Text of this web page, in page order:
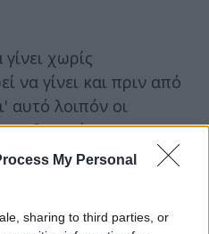
My Personal
sharing to third parties, or
χωρίς
να γίνει και πριν από
αυτό λοιπόν οι
θα πρέπει να
ΣΥΝΕΧΕΙΑ ΥΠΟ ΤΑΣΗ.
του δικτύου,